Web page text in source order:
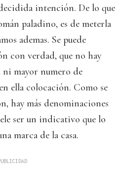
intención. De lo que
paladino, es de meterla
ademas. Se puede
con verdad, que no hay
ni mayor numero de
ella colocación. Como se
hay más denominaciones
ser un indicativo que lo
marca de la casa.